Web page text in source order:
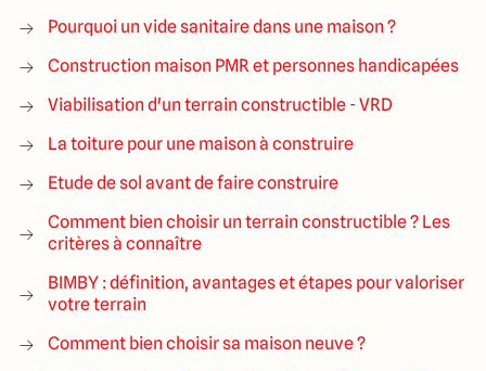
Pourquoi un vide sanitaire dans une maison ?
Construction maison PMR et personnes handicapées
Viabilisation d'un terrain constructible - VRD
La toiture pour une maison à construire
Etude de sol avant de faire construire
Comment bien choisir un terrain constructible ? Les
critères à connaître
BIMBY : définition, avantages et étapes pour valoriser
votre terrain
Comment bien choisir sa maison neuve ?